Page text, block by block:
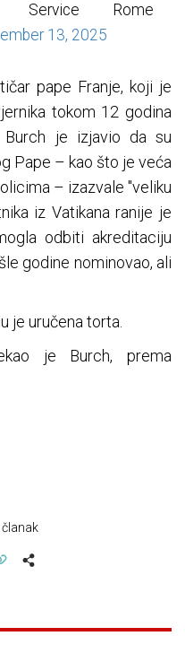
Rome
13, 2025
pape Franje, koji je
tokom 12 godina
Burch je izjavio da su
Pape – kao što je veća
– izazvale "veliku
iz Vatikana ranije je
odbiti akreditaciju
godine nominovao, ali
je uručena torta.
je Burch, prema